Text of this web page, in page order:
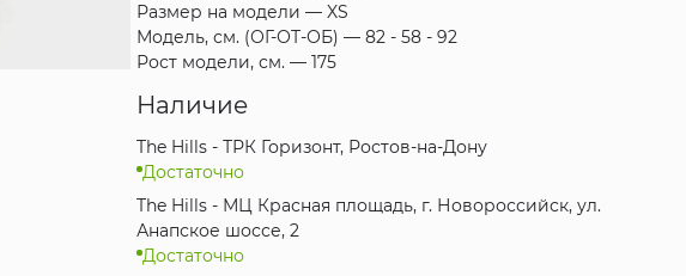
Размер на модели — XS
Модель, см. (ОГ-ОТ-ОБ) — 82 - 58 - 92
Рост модели, см. — 175
Наличие
The Hills - ТРК Горизонт, Ростов-на-Дону
Достаточно
The Hills - МЦ Красная площадь, г. Новороссийск, ул.
Анапское шоссе, 2
Достаточно